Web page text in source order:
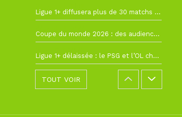
Ligue 1+ diffusera plus de 30 matchs amicaux avant la reprise de la Ligue 1
Coupe du monde 2026 : des audiences record, mais M6 devrait perdre très gros !
Ligue 1+ délaissée : le PSG et l’OL choisissent d’autres diffuseurs pour leur reprise
TOUT VOIR